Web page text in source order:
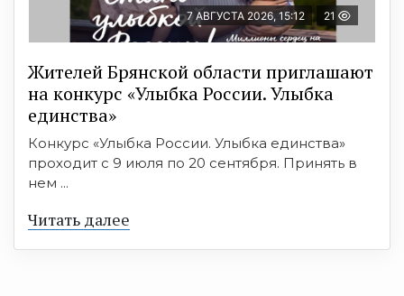
7 АВГУСТА 2026, 15:12 21
Жителей Брянской области приглашают
на конкурс «Улыбка России. Улыбка
единства»
Конкурс «Улыбка России. Улыбка единства»
проходит с 9 июля по 20 сентября. Принять в
нем ...
Читать далее